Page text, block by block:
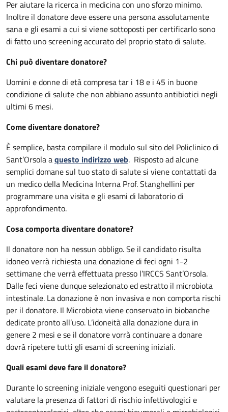
Per aiutare la ricerca in medicina con uno sforzo minimo.
Inoltre il donatore deve essere una persona assolutamente
sana e gli esami a cui si viene sottoposti per certificarlo sono
di fatto uno screening accurato del proprio stato di salute.
Chi può diventare donatore?
Uomini e donne di età compresa tar i 18 e i 45 in buone
condizione di salute che non abbiano assunto antibiotici negli
ultimi 6 mesi.
Come diventare donatore?
È semplice, basta compilare il modulo sul sito del Policlinico di
Sant’Orsola aquesto indirizzo web. Risposto ad alcune
semplici domane sul tuo stato di salute si viene contattati da
un medico della Medicina Interna Prof. Stanghellini per
programmare una visita e gli esami di laboratorio di
approfondimento.
Cosa comporta diventare donatore?
Il donatore non ha nessun obbligo. Se il candidato risulta
idoneo verrà richiesta una donazione di feci ogni 1-2
settimane che verrà effettuata presso l’IRCCS Sant’Orsola.
Dalle feci viene dunque selezionato ed estratto il microbiota
intestinale. La donazione è non invasiva e non comporta rischi
per il donatore. Il Microbiota viene conservato in biobanche
dedicate pronto all’uso. L’idoneità alla donazione dura in
genere 2 mesi e se il donatore vorrà continuare a donare
dovrà ripetere tutti gli esami di screening iniziali.
Quali esami deve fare il donatore?
Durante lo screening iniziale vengono eseguiti questionari per
valutare la presenza di fattori di rischio infettivologici e